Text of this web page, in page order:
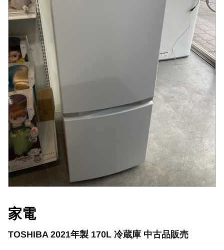
家電
TOSHIBA 2021年製 170L 冷蔵庫 中古品販売